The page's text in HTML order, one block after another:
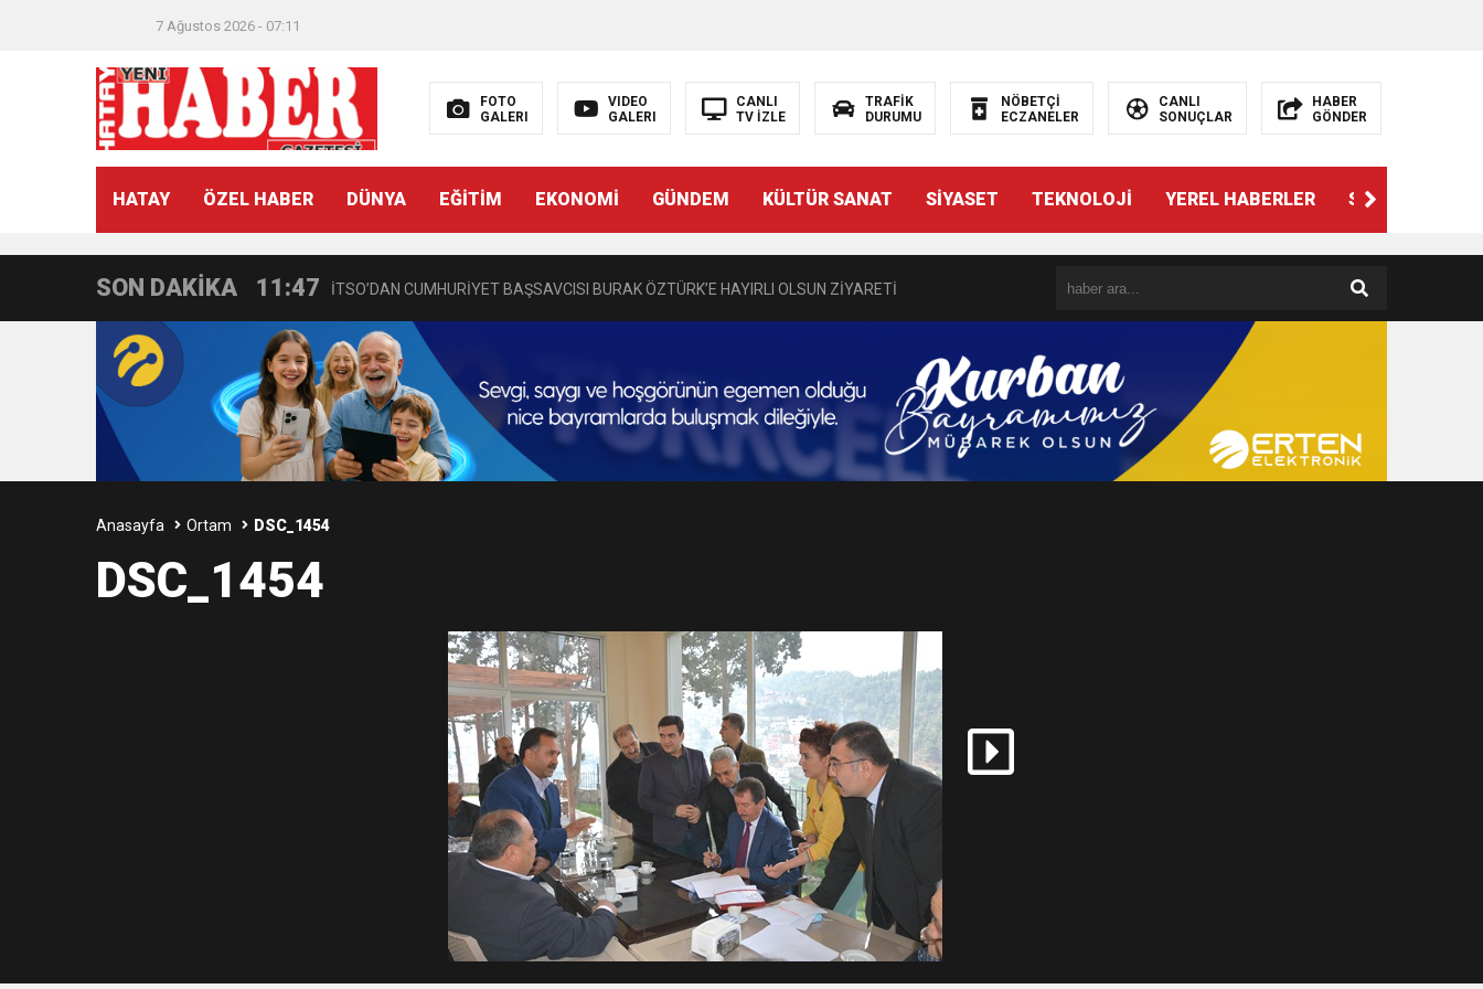
7 Ağustos 2026 - 07:11
FOTO
GALERI
VIDEO
GALERI
CANLI
TV İZLE
TRAFİK
DURUMU
NÖBETÇİ
ECZANELER
CANLI
SONUÇLAR
HABER
GÖNDER
HATAY ÖZEL HABER DÜNYA EĞİTİM EKONOMİ GÜNDEM KÜLTÜR SANAT SİYASET TEKNOLOJİ YEREL HABERLER SPOR
SON DAKİKA
21:40
11:47 İTSO’DAN CUMHURİYET BAŞSAVCISI BURAK ÖZTÜRK’E HAYIRLI OLSUN ZİYARETİ
18:55 İNCE’NİN CHP’DE KALMASININ PERDE ARKASI: GÖRÜNENDEN DAHA FAZLASI MI VAR?
11:57 IŞIL Eczanesi Görkemli Bir Törenle Hizmete Açıldı
21:40
KURUMLAR VERGİSİ ERTELENDİ
İTSO İŞ-KUR SGK TOPLANTI DUYURUSU
CEYLANDERE’DE BAŞKAN EMRAH KARAÇAY’A SEVGİ SELİ
BAŞKAN SAMİ ÜSTÜN’DEN GÖNÜLLERE DOKUNAN ZİYARET
Anasayfa Ortam DSC_1454
DSC_1454